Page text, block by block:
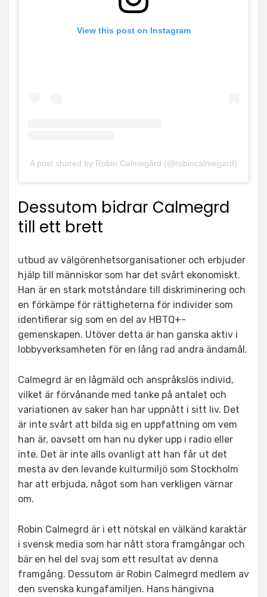
View this post on Instagram
A post shared by Robin Calmegård (@robincalmegard)
Dessutom bidrar Calmegrd
till ett brett
utbud av välgörenhetsorganisationer och erbjuder
hjälp till människor som har det svårt ekonomiskt.
Han är en stark motståndare till diskriminering och
en förkämpe för rättigheterna för individer som
identifierar sig som en del av HBTQ+-
gemenskapen. Utöver detta är han ganska aktiv i
lobbyverksamheten för en lång rad andra ändamål.
Calmegrd är en lågmäld och anspråkslös individ,
vilket är förvånande med tanke på antalet och
variationen av saker han har uppnått i sitt liv. Det
är inte svårt att bilda sig en uppfattning om vem
han är, oavsett om han nu dyker upp i radio eller
inte. Det är inte alls ovanligt att han får ut det
mesta av den levande kulturmiljö som Stockholm
har att erbjuda, något som han verkligen värnar
om.
Robin Calmegrd är i ett nötskal en välkänd karaktär
i svensk media som har nått stora framgångar och
bär en hel del svaj som ett resultat av denna
framgång. Dessutom är Robin Calmegrd medlem av
den svenska kungafamiljen. Hans hängivna